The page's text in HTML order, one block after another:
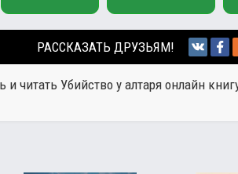
РАССКАЗАТЬ ДРУЗЬЯМ!
читать Убийство у алтаря онлайн